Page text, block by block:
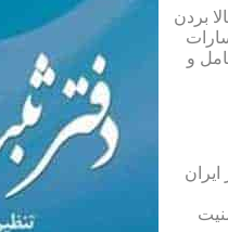
بردن
و